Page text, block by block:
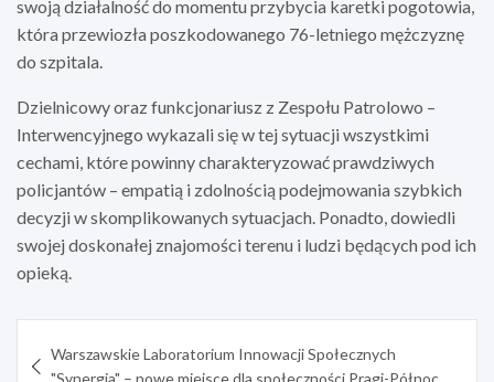
swoją działalność do momentu przybycia karetki pogotowia,
która przewiozła poszkodowanego 76-letniego mężczyznę
do szpitala.
Dzielnicowy oraz funkcjonariusz z Zespołu Patrolowo –
Interwencyjnego wykazali się w tej sytuacji wszystkimi
cechami, które powinny charakteryzować prawdziwych
policjantów – empatią i zdolnością podejmowania szybkich
decyzji w skomplikowanych sytuacjach. Ponadto, dowiedli
swojej doskonałej znajomości terenu i ludzi będących pod ich
opieką.
wpisu
Warszawskie Laboratorium Innowacji Społecznych
"Synergia" – nowe miejsce dla społeczności Pragi-Północ